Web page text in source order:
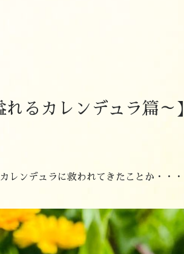
れるカレンデュラ篇～
レンデュラに救われてきたことか・・